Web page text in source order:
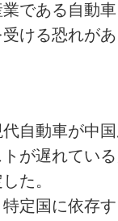
である自動
ける恐れが
自動車が中
が遅れてい
た。
定国に依存